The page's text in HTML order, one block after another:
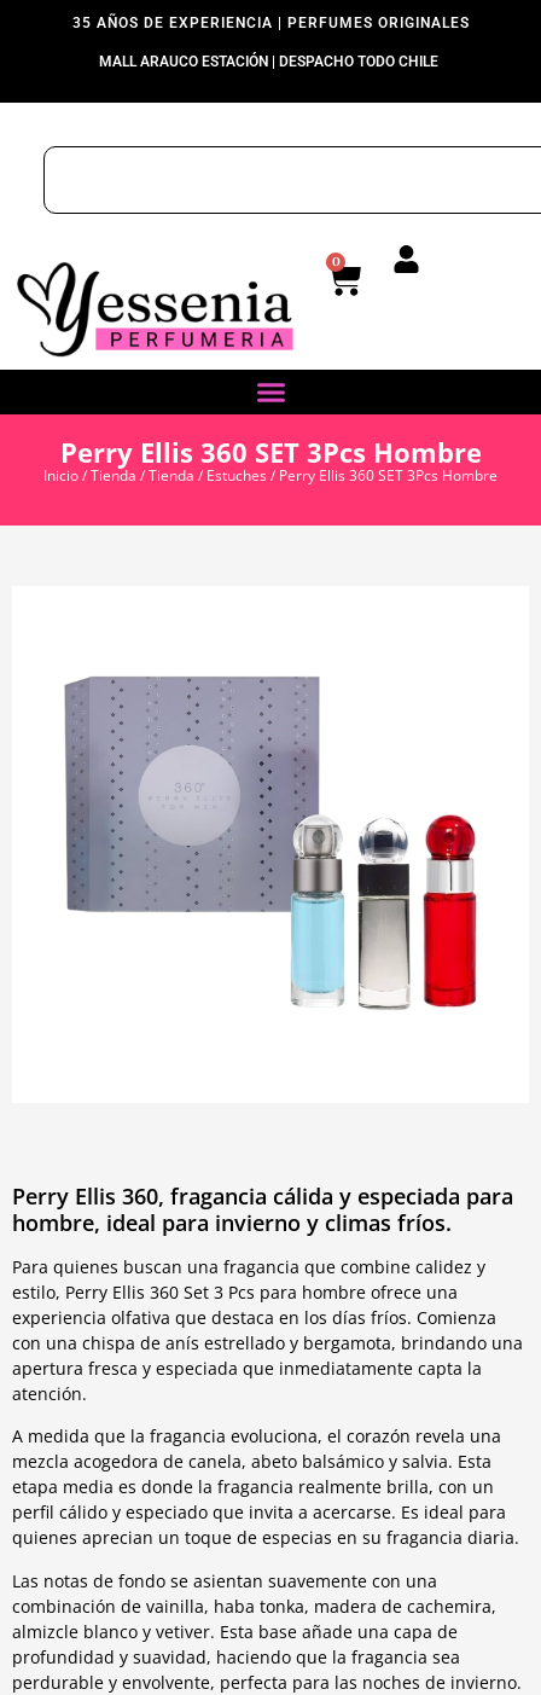
35 AÑOS DE EXPERIENCIA | PERFUMES ORIGINALES
MALL ARAUCO ESTACIÓN | DESPACHO TODO CHILE
0
Perry Ellis 360 SET 3Pcs Hombre
Inicio/Tienda /Tienda / Estuches/ Perry Ellis 360 SET 3Pcs Hombre
Perry Ellis 360, fragancia cálida y especiada para
hombre, ideal para invierno y climas fríos.
Para quienes buscan una fragancia que combine calidez y
estilo, Perry Ellis 360 Set 3 Pcs para hombre ofrece una
experiencia olfativa que destaca en los días fríos. Comienza
con una chispa de anís estrellado y bergamota, brindando una
apertura fresca y especiada que inmediatamente capta la
atención.
A medida que la fragancia evoluciona, el corazón revela una
mezcla acogedora de canela, abeto balsámico y salvia. Esta
etapa media es donde la fragancia realmente brilla, con un
perfil cálido y especiado que invita a acercarse. Es ideal para
quienes aprecian un toque de especias en su fragancia diaria.
Las notas de fondo se asientan suavemente con una
combinación de vainilla, haba tonka, madera de cachemira,
almizcle blanco y vetiver. Esta base añade una capa de
profundidad y suavidad, haciendo que la fragancia sea
perdurable y envolvente, perfecta para las noches de invierno.